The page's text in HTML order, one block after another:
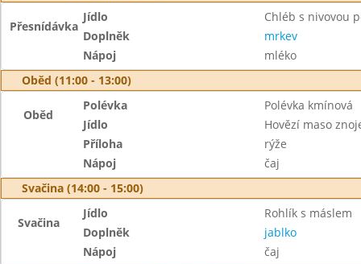
Přesnídávka
Jídlo
Chléb s nivovou
Doplněk
mrkev
Nápoj
mléko
Oběd (11:00 - 13:00)
Oběd
Polévka
Polévka kmínová
Jídlo
Hovězí maso
Příloha
rýže
Nápoj
čaj
Svačina (14:00 - 15:00)
Svačina
Jídlo
Rohlík s máslem
Doplněk
jablko
Nápoj
čaj